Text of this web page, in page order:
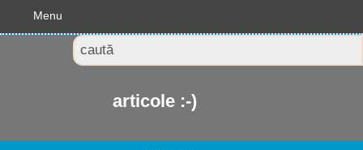
Menu
articole :-)